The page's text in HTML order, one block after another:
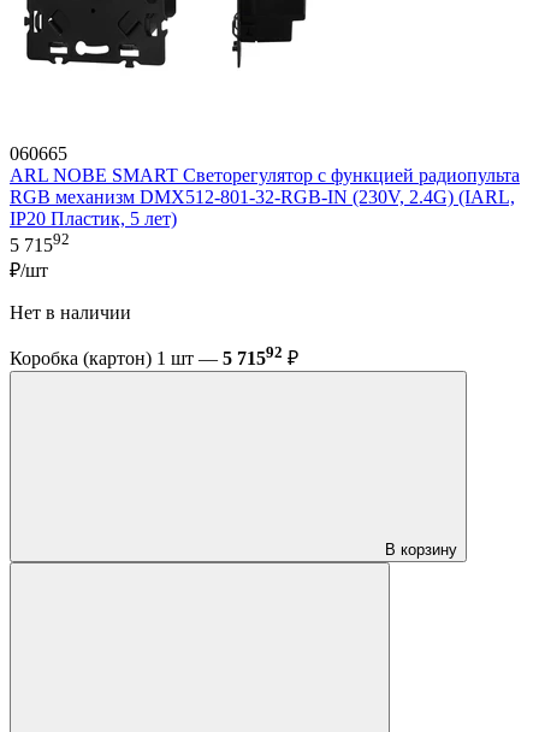
060665
ARL NOBE SMART Светорегулятор с функцией радиопульта
RGB механизм DMX512-801-32-RGB-IN (230V, 2.4G) (IARL,
IP20 Пластик, 5 лет)
5 71592
₽/шт
Нет в наличии
Коробка (картон) 1 шт — 5 71592 ₽
В корзину